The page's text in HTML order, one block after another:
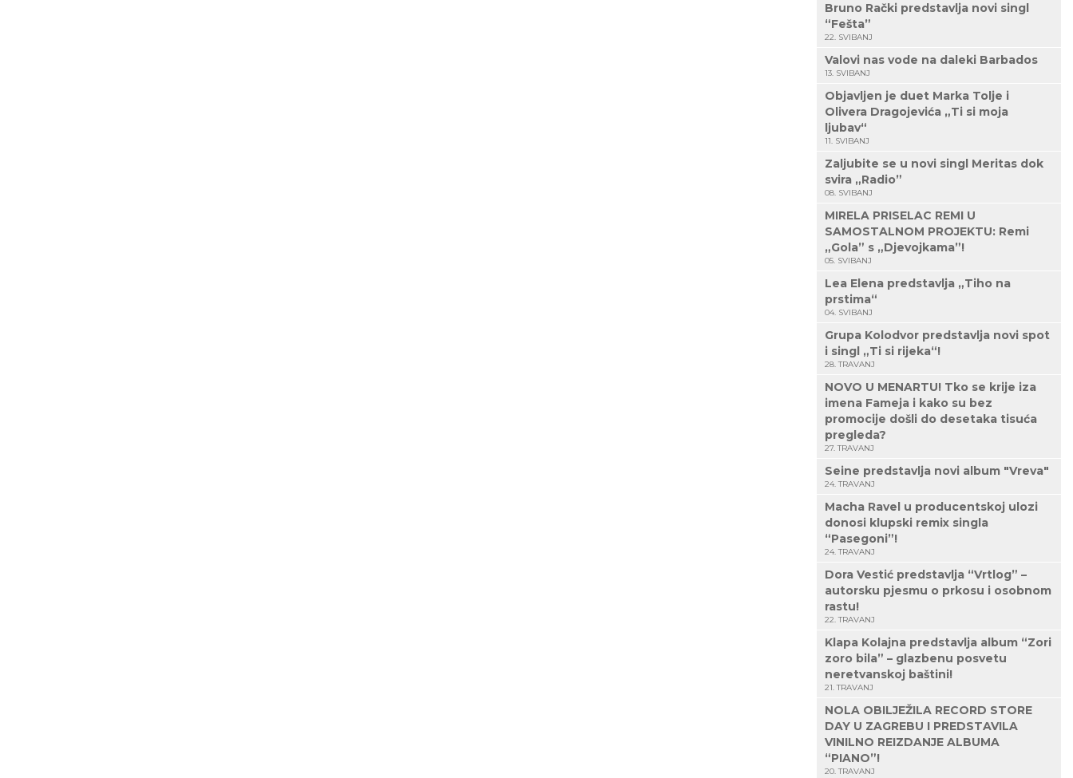
Bruno Rački predstavlja novi singl
“Fešta”
22. SVIBANJ
Valovi nas vode na daleki Barbados
13. SVIBANJ
Objavljen je duet Marka Tolje i
Olivera Dragojevića „Ti si moja
ljubav“
11. SVIBANJ
Zaljubite se u novi singl Meritas dok
svira „Radio”
08. SVIBANJ
MIRELA PRISELAC REMI U
SAMOSTALNOM PROJEKTU: Remi
„Gola” s „Djevojkama”!
05. SVIBANJ
Lea Elena predstavlja „Tiho na
prstima“
04. SVIBANJ
Grupa Kolodvor predstavlja novi spot
i singl „Ti si rijeka“!
28. TRAVANJ
NOVO U MENARTU! Tko se krije iza
imena Fameja i kako su bez
promocije došli do desetaka tisuća
pregleda?
27. TRAVANJ
Seine predstavlja novi album "Vreva"
24. TRAVANJ
Macha Ravel u producentskoj ulozi
donosi klupski remix singla
“Pasegoni”!
24. TRAVANJ
Dora Vestić predstavlja “Vrtlog” –
autorsku pjesmu o prkosu i osobnom
rastu!
22. TRAVANJ
Klapa Kolajna predstavlja album “Zori
zoro bila” – glazbenu posvetu
neretvanskoj baštini!
21. TRAVANJ
NOLA OBILJEŽILA RECORD STORE
DAY U ZAGREBU I PREDSTAVILA
VINILNO REIZDANJE ALBUMA
“PIANO”!
20. TRAVANJ